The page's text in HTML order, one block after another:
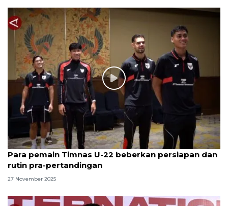
Para pemain Timnas U-22 beberkan persiapan dan
rutin pra-pertandingan
27 November 2025